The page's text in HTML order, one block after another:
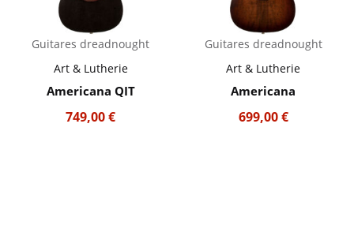
Guitares dreadnought
Art & Lutherie
Americana QIT
749,00€
Guitares dreadnought
Art & Lutherie
Americana
699,00€